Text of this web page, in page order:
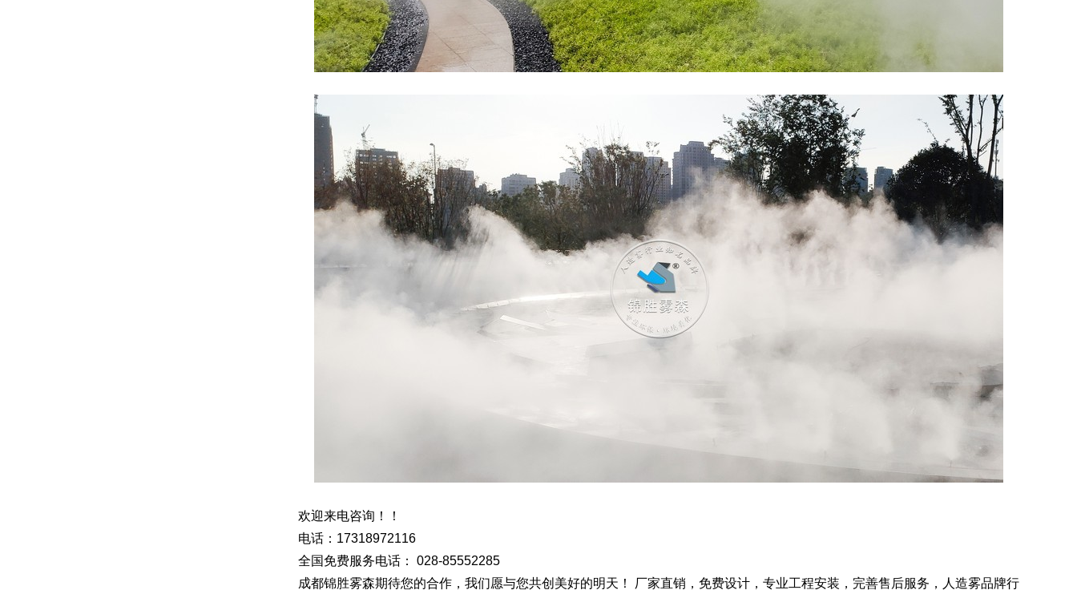
欢迎来电咨询！！
电话：17318972116
全国免费服务电话： 028-85552285
成都锦胜雾森期待您的合作，我们愿与您共创美好的明天！ 厂家直销，免费设计，专业工程安装，完善售后服务，人造雾品牌行